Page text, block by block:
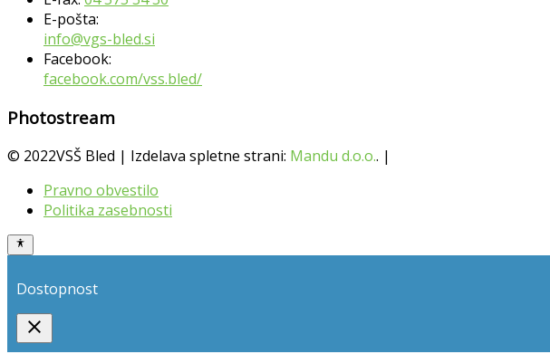
E-pošta:
info@vgs-bled.si
Facebook:
facebook.com/vss.bled/
Photostream
© 2022VSŠ Bled | Izdelava spletne strani: Mandu d.o.o.. |
Pravno obvestilo
Politika zasebnosti
Dostopnost
close
Toggle